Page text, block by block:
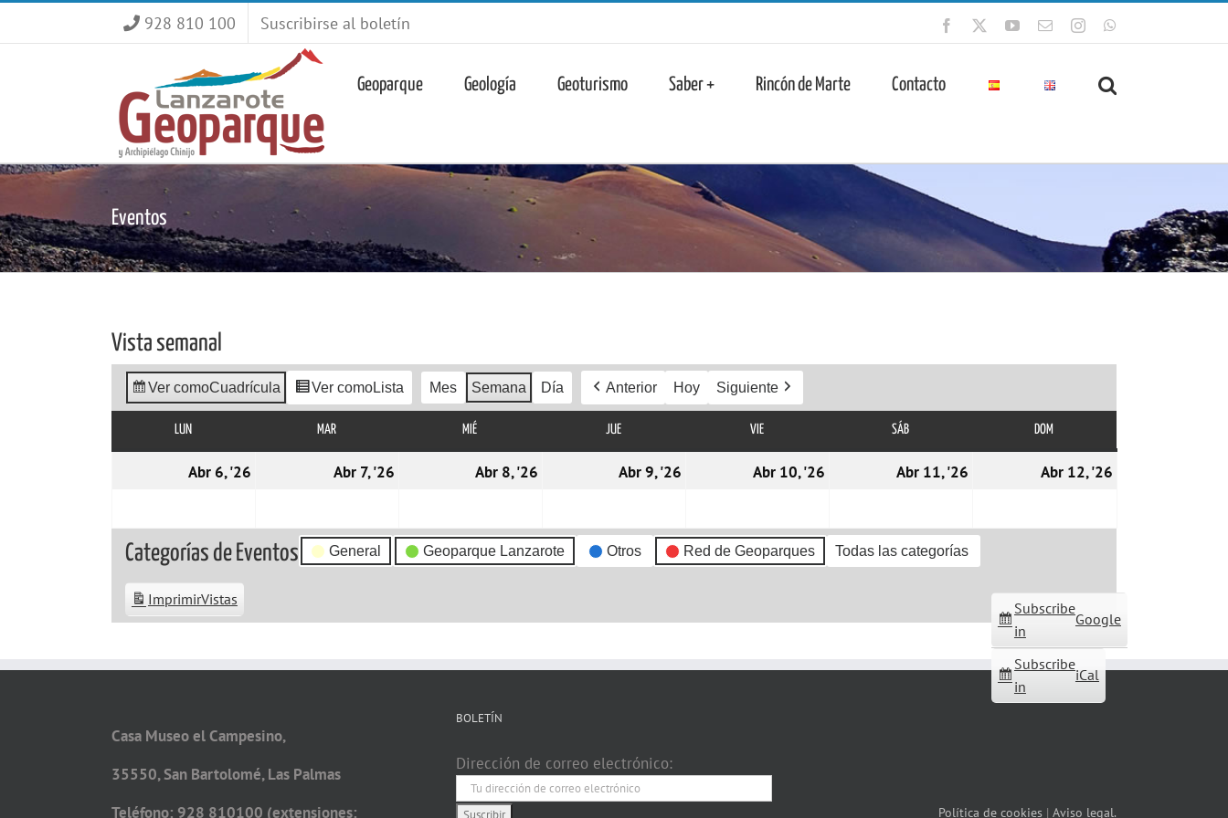
928 810 100 Suscribirse al boletín Facebook YouTube
CorreoInstagram
Geoparque Geología Geoturismo Saber + Rincón de Marte Contacto
Eventos
Vista semanal
Ver comoCuadrícula Ver comoLista Mes Semana Día Anterior Hoy Siguiente
LUNLUNES MARMARTES MIÉ JUEJUEVES VIEVIERNES SÁBSÁBADO DOM
Abr 6, '26 06/04/2026Abr 7, '26 07/04/2026Abr 8, '26 08/04/2026Abr 9, '26 09/04/2026Abr 10, '26 10/04/2026Abr 11, '26 11/04/2026Abr 12, '26
Categorías de Eventos General Geoparque Lanzarote Otros Red de Geoparques Todas las categorías
Subscribe
in
Google
Subscribe
in
iCal
ImprimirVistas
Casa Museo el Campesino,
35550, San Bartolomé, Las Palmas
Teléfono: 928 810100 (extensiones:
BOLETÍN
Dirección de correo electrónico:
Política de cookies | Aviso legal.